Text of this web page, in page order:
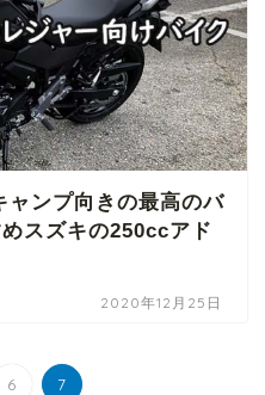
ャンプ向きの最高のバ
スズキの250ccアド
2020年12月25日
6 7